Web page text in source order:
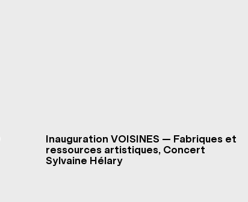
Inauguration VOISINES — Fabriques et
ressources artistiques, Concert
Sylvaine Hélary